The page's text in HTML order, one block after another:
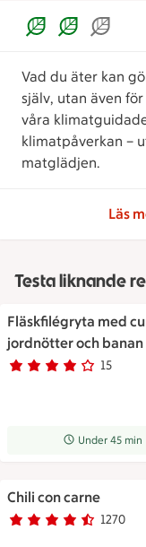
Vad du äter kan
själv, utan även
våra
klimatpåverkan –
matglädjen.
Läs
Testa liknande
Fläskfilégryta med
jordnötter och banan
Betyg 3.9 av 5. 15
15 personer har röstat
Receptet tar
Under 45 min
Chili con carne
Betyg 4.2 av 5. 1270
1270 personer har